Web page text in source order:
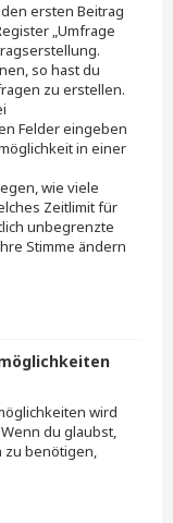
ersten Beitrag
„Umfrage
so hast du
zu erstellen.
Felder eingeben
in einer
wie viele
Zeitlimit für
unbegrenzte
Stimme ändern
wird
du glaubst,
zu benötigen,